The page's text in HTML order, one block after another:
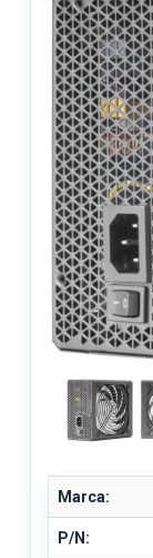
Marca:
P/N: